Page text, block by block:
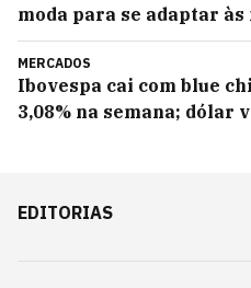
moda para se adaptar
MERCADOS
Ibovespa cai com blue
3,08% na semana; dólar
EDITORIAS